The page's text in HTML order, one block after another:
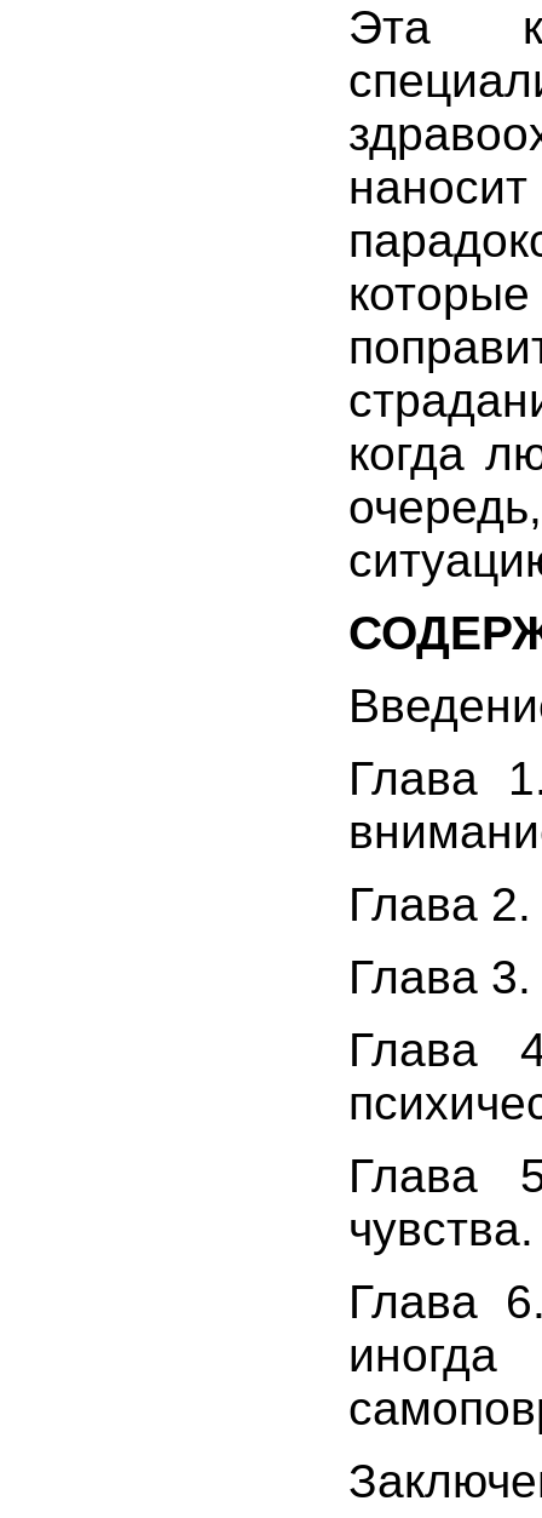
Эта
когда
Глава
Глава
Глава
Глава
Глава
чувства.
Глава